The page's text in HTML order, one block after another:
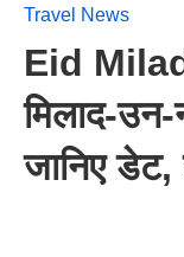
Travel News
Eid
मिलाद-
जानिए